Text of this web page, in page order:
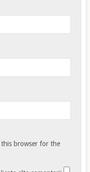
this browser for the